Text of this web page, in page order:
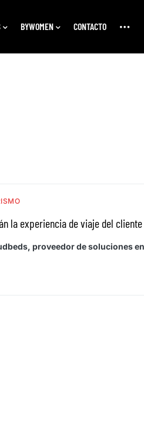
BYWOMEN CONTACTO
la experiencia de viaje del cliente
proveedor de soluciones